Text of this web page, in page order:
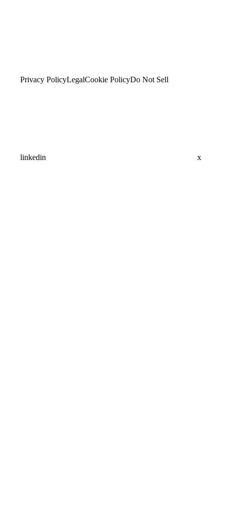
Privacy PolicyLegalCookie PolicyDo Not Sell
linkedin x